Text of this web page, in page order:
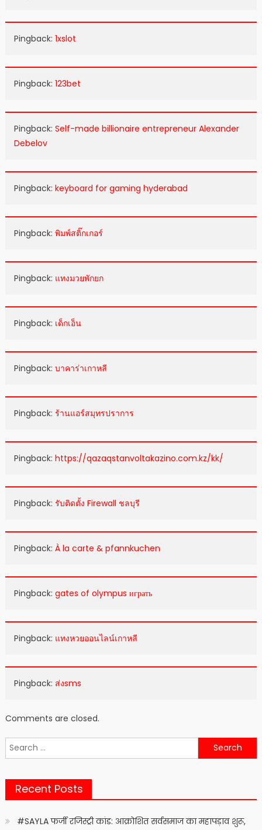
Pingback: 1xslot
Pingback: 123bet
Pingback: Self-made billionaire entrepreneur Alexander
Debelov
Pingback: keyboard for gaming hyderabad
Pingback: พิมพ์สติ๊กเกอร์
Pingback: แทงมวยพักยก
Pingback: เด็กเอ็น
Pingback: บาคาร่าเกาหลี
Pingback: ร้านแอร์สมุทรปราการ
Pingback: https://qazaqstanvoltakazino.com.kz/kk/
Pingback: รับติดตั้ง Firewall ชลบุรี
Pingback: À la carte & pfannkuchen
Pingback: gates of olympus играть
Pingback: แทงหวยออนไลน์เกาหลี
Pingback: ส่งsms
Comments are closed.
Search
for:
Recent Posts
#SAYLA फर्जी रजिस्ट्री कांड: आक्रोशित सर्वसमाज का महापड़ाव शुरू,